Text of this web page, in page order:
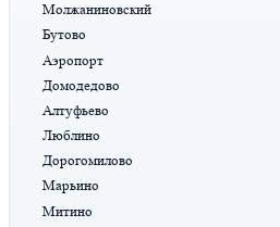
Молжаниновский
Бутово
Аэропорт
Домодедово
Алтуфьево
Люблино
Дорогомилово
Марьино
Митино